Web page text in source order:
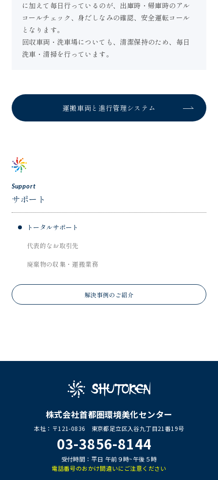
Support
サポート
トータルサポート
代表的なお取引先
廃棄物の収集・運搬業務
解決事例のご紹介
に加えて毎日行っているのが、出庫時・帰庫時のアル
コールチェック、身だしなみの確認、安全運転コール
となります。
回収車両・洗車場についても、清潔保持のため、毎日
洗車・清掃を行っています。
運搬車両と進行管理システム
株式会社首都圏環境美化センター
本社：〒121-0836 東京都足立区入谷九丁目21番19号
03-3856-8144
受付時間：平日 午前９時~午後５時
電話番号のおかけ間違いにご注意ください